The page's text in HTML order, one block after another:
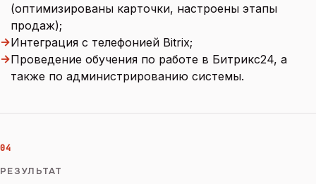
(оптимизированы карточки, настроены этапы
продаж);
→Интеграция с телефонией Bitrix;
→Проведение обучения по работе в Битрикс24, а
также по администрированию системы.
04
РЕЗУЛЬТАТ